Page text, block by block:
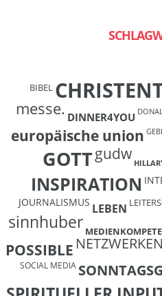
BIBEL
messe. DINNER4YOU
europäische union
GOTTgudw
INSPIRATION
JOURNALISMUS LEBEN
sinnhuber
POSSIBLE NETZWERKEN
SOCIAL MEDIA